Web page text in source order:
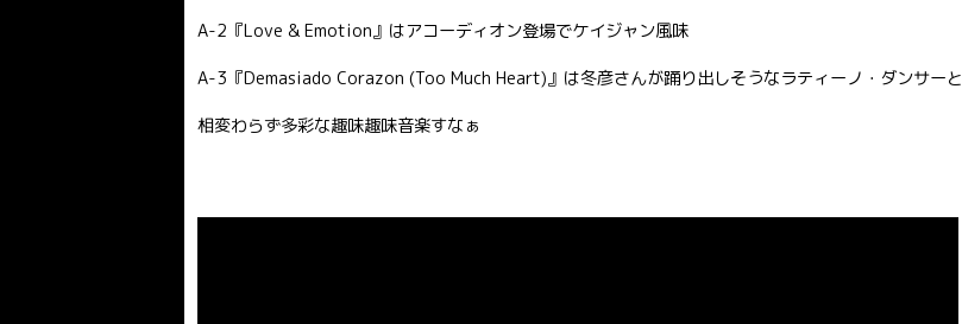
A-2『Love & Emotion』はアコーディオン登場でケイジャン風味
A-3『Demasiado Corazon (Too Much Heart)』は冬彦さんが踊り出しそうなラティーノ・ダンサーと
相変わらず多彩な趣味趣味音楽すなぁ